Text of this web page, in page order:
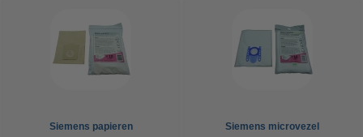
Siemens papieren
Siemens microvezel